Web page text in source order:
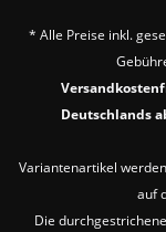
* Alle Preise inkl.
Deutschlands
Variantenartikel
auf
Die